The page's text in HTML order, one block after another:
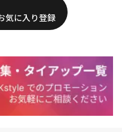
気に入り登録